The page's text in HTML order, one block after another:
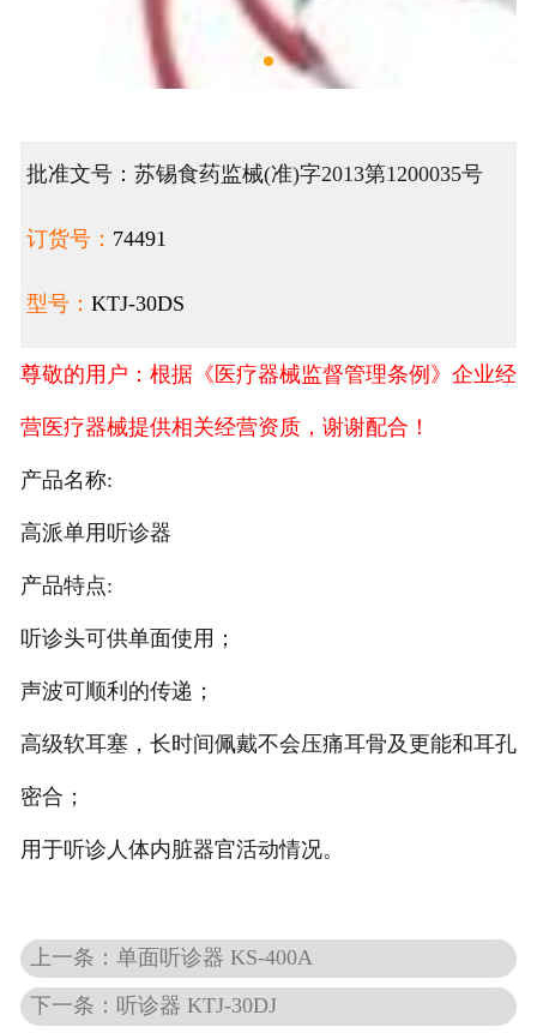
批准文号：苏锡食药监械(准)字2013第1200035号
订货号： 74491
型号： KTJ-30DS
尊敬的用户：根据《医疗器械监督管理条例》企业经
营医疗器械提供相关经营资质，谢谢配合！
产品名称:
高派单用听诊器
产品特点:
听诊头可供单面使用；
声波可顺利的传递；
高级软耳塞，长时间佩戴不会压痛耳骨及更能和耳孔
密合；
用于听诊人体内脏器官活动情况。
上一条：单面听诊器 KS-400A
下一条：听诊器 KTJ-30DJ